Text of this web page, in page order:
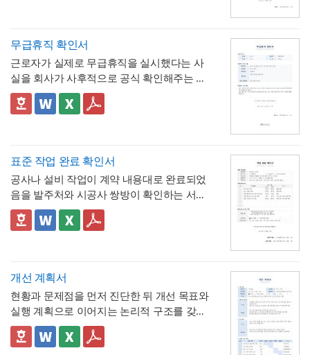
며칠에 해당하는지"를 신청서 자체에서 바로
계산·검증 가능
- 사용시간을 "14:00~16:00(총 2시간)"처럼
시작·종료 시각과 총 시간을 함께 기재하도록
해, 반차보다 세분화된 시간 단위로 병원 진
료, 관공서 방문 등 짧은 용무에 유연하게 대
응
- "회사의 소정근로시간에 따라 차감기준은
달라질 수 있음"이라는 단서를 명시해, 하루 8
시간 근무가 아닌 사업장에서도 환산 기준을
조정해 적용할 수 있음을 안내
- 업무 특이사항란을 별도로 두어, 시간단위
연차 사용으로 인해 발생할 수 있는 업무 공백
표에 제시된 환산 기준은 1일 8시간(주 40시
간) 근무를 전제로 한 것이므로,소정근로시간
이 다른 사업장이라면 이 기준을 그대로 적용
근로시간이 7시간인 사업장이라면 1시간당
을 기준으로 별도의 환산표를 마련해두는 것
이 정확합니다. 또한 법정 연차휴가는 원칙적
으로 1일 단위 사용이 기본이며, 시간단위 사
용은 법적 의무사항이 아니라 회사가 취업규
칙 등을 통해 자율적으로 도입하는 제도이므
무급휴직 확인서
근로자가 실제로 무급휴직을 실시했다는 사
실을 회사가 사후적으로 공식 확인해주는 증
명서입니다. 휴직원(신청서)이 사전 승인 절차
를 위한 문서라면, 이 확인서는 이미 실시된
📣 이 서식의 구성 특징
한눈에 확인할 수 있도록 함
2. "급여 지급여부 : 무급(급여 미지급)"이라는
항목을 별도로 명시해, 이 휴직이 유급이 아닌
무급으로 처리되었음을 문서상 명확히 못박
음
3. "회사 내부 규정에 따른 휴직 기준이 적용
되었음을 확인한다"는 문구로, 이 무급휴직이
임의가 아니라 회사의 정식 내부 규정 절차를
거쳐 승인·실시되었음을 명시
4. 확인자(경영지원팀 담당자)의 서명과 회사
직인으로 마무리해, 근로자가 이 문서를 대외
무급휴직 확인서는
히 계산해 기재하는 것이 가장 중요합니다. 휴
직 시작일과 종료일을 실제 승인된 휴직원 내
실제 일수를 정확히 세어 기재해야 이후 급여
표준 작업 완료 확인서
공사나 설비 작업이 계약 내용대로 완료되었
음을 발주처와 시공사 쌍방이 확인하는 서식
입니다. 작업항목별로 계획 수량과 완료 수량
을 나란히 대조하고, 하자 여부와 하자보증기
증할 수 있는 것이 특징입니다.
✅ 계획 대비 완료 수량 검증 및 하자 확인 관
다면 반드시 비고란에 그 사유(예 : 설계 변경,
현장 여건상 수량 조정 등)를 구체적으로 기재
해야 하며, 임의로 수량을 맞춰 기재하는 일이
없도록 해야 합니다. 하자여부를 "하자 없
음"으로 확인하는 경우에도 하자보증기간 내
에 새로운 하자가 발견될 수 있으므로, 이 확
💡 작성 팁
작업 완료 확인서는계획과 완료의 정확한 대
조가 가장 중요 하므로, 현장 실사를 통해 실제
완료된 개소·수량을 정확히 확인한 뒤 계획 수
개선 계획서
현황과 문제점을 먼저 진단한 뒤 개선 목표와
실행 계획으로 이어지는 논리적 구조를 갖춘
업무 개선 보고서입니다. 개선분야를 IT·전산,
업무 프로세스, 안전, 품질 등으로 체크박스
👔 이 서식의 구성 특징